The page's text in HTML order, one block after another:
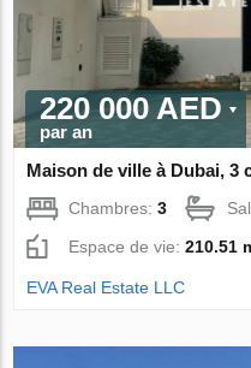
220 000 AED
par an
Maison de ville à Dubai, 3
Chambres:3
Espace de vie:210.51
EVA Real Estate LLC